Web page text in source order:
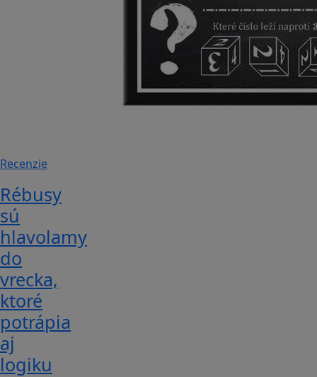
Recenzie
Rébusy
sú
hlavolamy
do
vrecka,
ktoré
potrápia
aj
logiku